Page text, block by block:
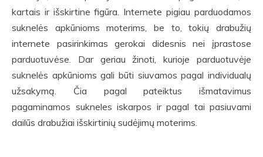
kartais ir išskirtine figūra. Internete pigiau parduodamos
suknelės apkūnioms moterims, be to, tokių drabužių
internete pasirinkimas gerokai didesnis nei įprastose
parduotuvėse. Dar geriau žinoti, kurioje parduotuvėje
suknelės apkūnioms gali būti siuvamos pagal individualų
užsakymą. Čia pagal pateiktus išmatavimus
pagaminamos sukneles iskarpos ir pagal tai pasiuvami
dailūs drabužiai išskirtinių sudėjimų moterims.